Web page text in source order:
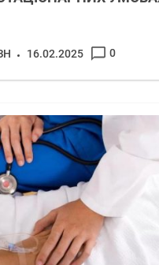
16.02.2025 0